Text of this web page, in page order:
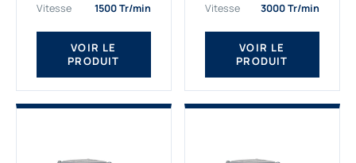
kw de référence
AGM2EL 71 M 4b...
Vitesse
1500 Tr/min
VOIR LE
PRODUIT
exclusivement
fabriquée...
Vitesse
3000 Tr/min
VOIR LE
PRODUIT